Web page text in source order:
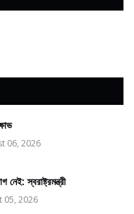
06, 2026
নেই: স্বরাষ্ট্রমন্ত্রী
05, 2026